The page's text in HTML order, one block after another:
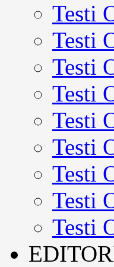
Testi
Testi
Testi
Testi
Testi
Testi
Testi
Testi
Testi